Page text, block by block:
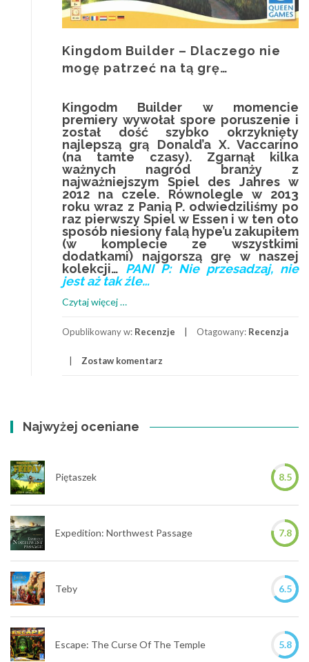
Kingdom Builder – Dlaczego nie
mogę patrzeć na tą grę…
Kingodm Builder w momencie
premiery wywołał spore poruszenie i
został dość szybko okrzyknięty
najlepszą grą Donald’a X. Vaccarino
(na tamte czasy). Zgarnął kilka
ważnych nagród branży z
najważniejszym Spiel des Jahres w
2012 na czele. Równolegle w 2013
roku wraz z Panią P. odwiedziliśmy po
raz pierwszy Spiel w Essen i w ten oto
sposób niesiony falą hype’u zakupiłem
(w komplecie ze wszystkimi
dodatkami) najgorszą grę w naszej
kolekcji… PANI P: Nie przesadzaj, nie
jest aż tak źle…
Czytaj więcej
Builder
Dlaczego
na
…
Opublikowany w: Recenzje Otagowany: Recenzja
Zostaw komentarz
Najwyżej oceniane
Piętaszek 8.5
Expedition: Northwest Passage 7.8
Teby 6.5
Escape: The Curse Of The Temple 5.8